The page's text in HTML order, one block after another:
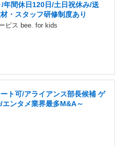
年間休日120日/土日祝休み/送
・スタッフ研修制度あり
ビス bee. for kids
ト可/アライアンス部長候補 ゲ
ンタメ業界最多M&A～